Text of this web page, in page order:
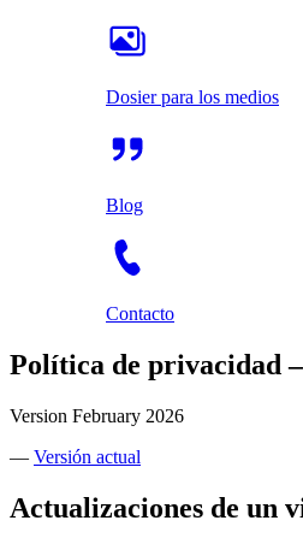
Dosier para los medios
Blog
Contacto
Política de privacidad
Version February 2026
— Versión actual
Actualizaciones de un